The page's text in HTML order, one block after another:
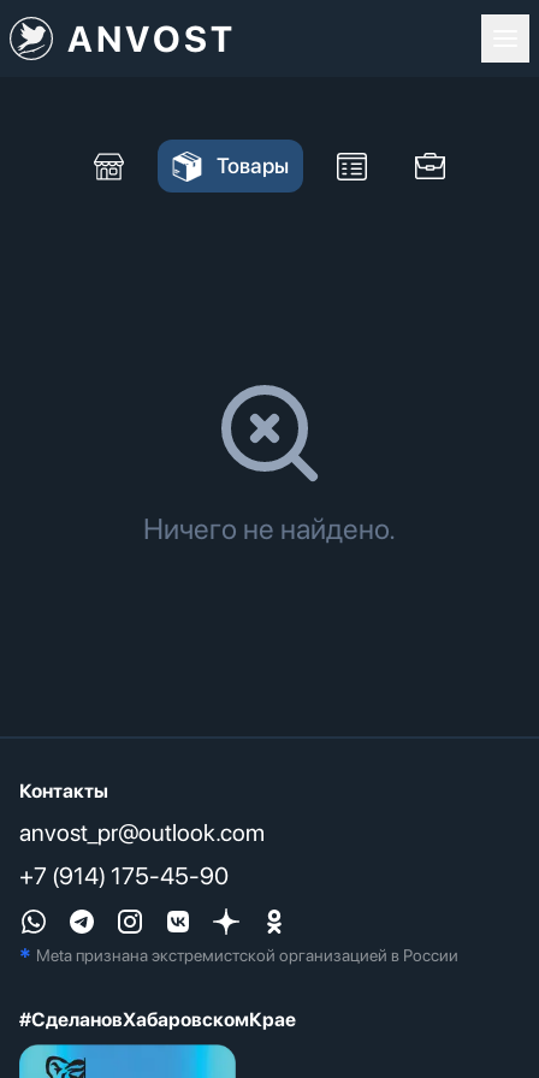
ANVOST
Товары
Ничего не найдено.
Контакты
anvost_pr@outlook.com
+7 (914) 175-45-90
* Meta признана экстремистcкой организацией в России
#СделановХабаровскомКрае